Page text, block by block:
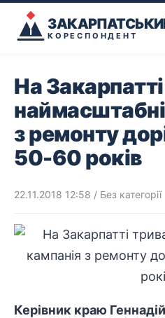
КОРЕСПОНДЕНТ
На
з ремонту
50-60 років
22.11.2018 12:58 / Без категорії
Керівник краю